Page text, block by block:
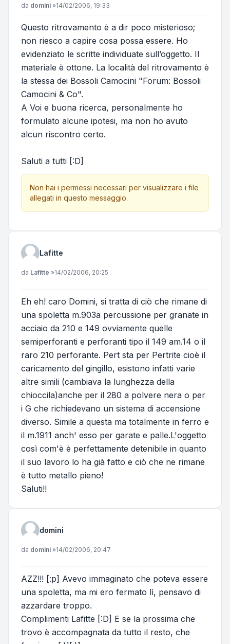
Messaggio
da domini »14/02/2006, 19:33
Questo ritrovamento è a dir poco misterioso;
non riesco a capire cosa possa essere. Ho
evidenziato le scritte individuate sull’oggetto. Il
materiale è ottone. La località del ritrovamento è
la stessa dei Bossoli Camocini "Forum: Bossoli
Camocini & Co".
A Voi e buona ricerca, personalmente ho
formulato alcune ipotesi, ma non ho avuto
alcun riscontro certo.
Saluti a tutti [:D]
Non hai i permessi necessari per visualizzare i file
allegati in questo messaggio.
Lafitte
Messaggio
da Lafitte »14/02/2006, 20:25
Eh eh! caro Domini, si tratta di ciò che rimane di
una spoletta m.903a percussione per granate in
acciaio da 210 e 149 ovviamente quelle
semiperforanti e perforanti tipo il 149 am.14 o il
raro 210 perforante. Pert sta per Pertrite cioè il
caricamento del gingillo, esistono infatti varie
altre simili (cambiava la lunghezza della
chioccila)anche per il 280 a polvere nera o per
i G che richiedevano un sistema di accensione
diverso. Simile a questa ma totalmente in ferro e
il m.1911 anch' esso per garate e palle.L'oggetto
così com'è è perfettamente detenibile in quanto
il suo lavoro lo ha già fatto e ciò che ne rimane
è tutto metallo pieno!
Saluti!!
domini
Messaggio
da domini »14/02/2006, 20:47
AZZ!!! [:p] Avevo immaginato che poteva essere
una spoletta, ma mi ero fermato lì, pensavo di
azzardare troppo.
Complimenti Lafitte [:D] E se la prossima che
trovo è accompagnata da tutto il resto, che